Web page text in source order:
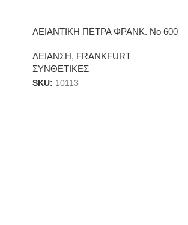
ΛΕΙΑΝΤΙΚΗ ΠΕΤΡΑ ΦΡΑΝΚ. Νο 600
ΛΕΙΑΝΣΗ, FRANKFURT
ΣΥΝΘΕΤΙΚΕΣ
SKU: 10113